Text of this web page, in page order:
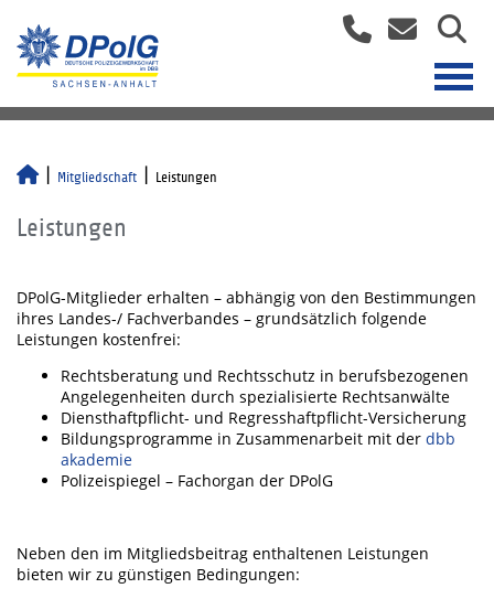
Mitgliedschaft Leistungen
Leistungen
DPolG-Mitglieder erhalten – abhängig von den Bestimmungen
ihres Landes-/ Fachverbandes – grundsätzlich folgende
Leistungen kostenfrei:
Rechtsberatung und Rechtsschutz in berufsbezogenen
Angelegenheiten durch spezialisierte Rechtsanwälte
Diensthaftpflicht- und Regresshaftpflicht-Versicherung
Bildungsprogramme in Zusammenarbeit mit der dbb
akademie
Polizeispiegel – Fachorgan der DPolG
Neben den im Mitgliedsbeitrag enthaltenen Leistungen
bieten wir zu günstigen Bedingungen: